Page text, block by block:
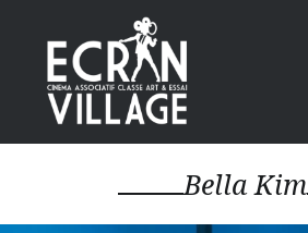
contenu
principal
ÉCRAN VILLAGE
Bella Kim